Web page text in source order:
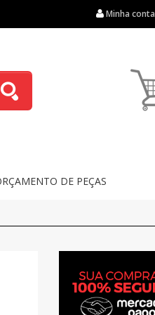
Minha conta
DE PEÇAS